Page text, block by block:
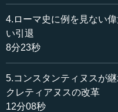
に、305年でしたか、自
出たのです。もちろん体
の60というとかなりの高
なったのでしょうけれど
た。
そして、この時に自分の
スに対して、「おまえも
4.ローマ史に例を見ない
い引退
8分23秒
5.コンスタンティヌスが
クレティアヌスの改革
12分08秒